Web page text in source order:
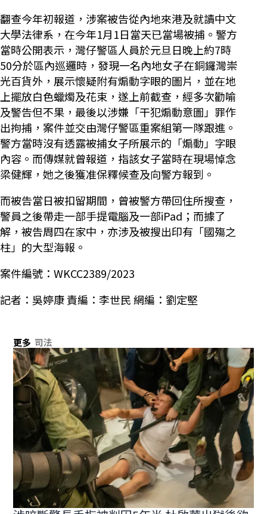
翻查今年初報道，涉案被告從內地來港及就讀中文
大學法律系，在今年1月1日當天已當場被捕。警方
當時公開表示，灣仔警區人員於元旦日晚上約7時
50分於區內巡邏時，發現一名內地女子在銅鑼灣崇
光百貨外，展示懷疑附有煽動字眼的圖片，並在地
上擺放白色蠟燭及花束，遂上前截查，經多次勸喻
及警告但不果，最後以涉嫌「干犯煽動意圖」罪作
出拘捕，案件並交由灣仔警區重案組第一隊跟進。
警方當時沒有透露被捕女子所展示的「煽動」字眼
內容。而傳媒就曾報道，指該女子當時在現場悼念
梁健輝，她之後獲准保釋候查及向警方報到。
而被告當日被扣留期間，曾被警方帶回住所搜查，
警員之後帶走一部手提電腦及一部iPad；而據了
解，被告周四在家中，亦涉及被搜出印有「國殤之
柱」的大型海報。
案件編號：WKCC2389/2023
記者：吳婷康 責編：李世民 網編：劉定堅
更多 司法